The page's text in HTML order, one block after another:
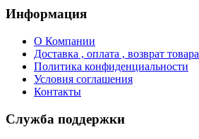
Информация
О Компании
Доставка , оплата , возврат товара
Политика конфиденциальности
Условия соглашения
Контакты
Служба поддержки